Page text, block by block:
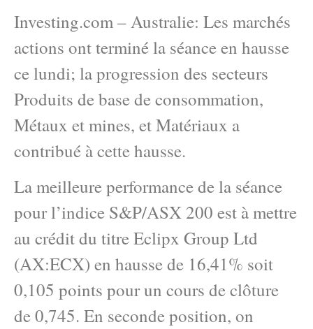
Investing.com – Australie: Les marchés
actions ont terminé la séance en hausse
ce lundi; la progression des secteurs
Produits de base de consommation,
Métaux et mines, et Matériaux a
contribué à cette hausse.
La meilleure performance de la séance
pour l’indice S&P/ASX 200 est à mettre
au crédit du titre Eclipx Group Ltd
(AX:ECX) en hausse de 16,41% soit
0,105 points pour un cours de clôture
de 0,745. En seconde position, on